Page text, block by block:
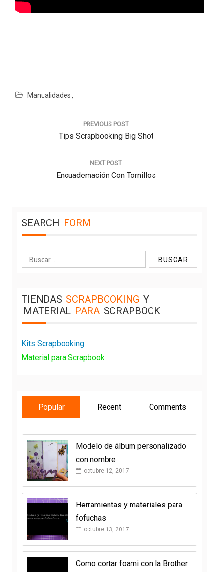
Manualidades
Navegación
PREVIOUS POST
Previous
Tips Scrapbooking Big Shot
NEXT POST
Next
Post:
Encuadernación Con Tornillos
SEARCH FORM
Buscar:
TIENDAS SCRAPBOOKING Y
MATERIAL PARA SCRAPBOOK
Kits Scrapbooking
Material para Scrapbook
Popular Recent Comments
Modelo de álbum personalizado
con nombre
octubre 12, 2017
Herramientas y materiales para
fofuchas
octubre 13, 2017
Como cortar foami con la Brother